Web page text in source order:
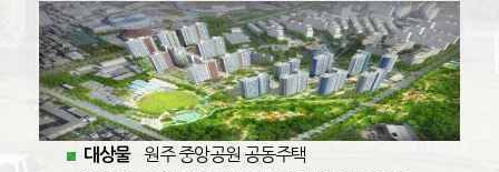
대상물 원주 중앙공원 공동주택